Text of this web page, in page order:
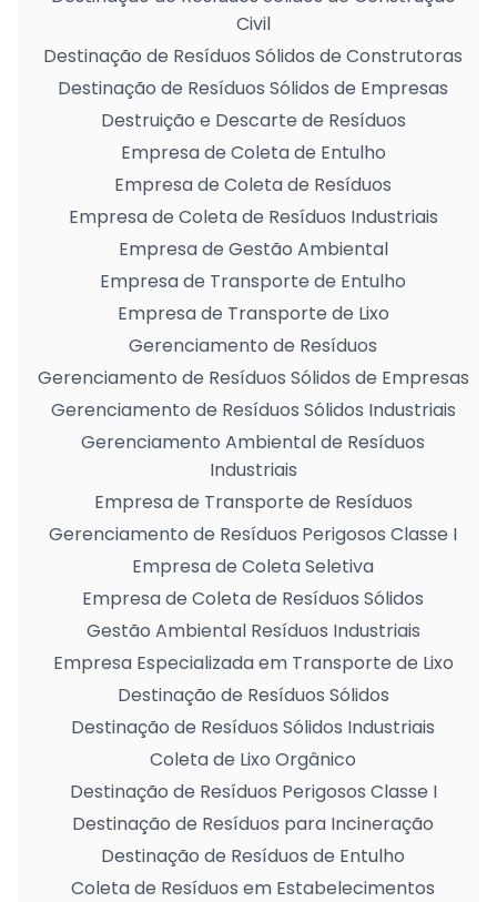
Civil
Destinação de Resíduos Sólidos de Construtoras
Destinação de Resíduos Sólidos de Empresas
Destruição e Descarte de Resíduos
Empresa de Coleta de Entulho
Empresa de Coleta de Resíduos
Empresa de Coleta de Resíduos Industriais
Empresa de Gestão Ambiental
Empresa de Transporte de Entulho
Empresa de Transporte de Lixo
Gerenciamento de Resíduos
Gerenciamento de Resíduos Sólidos de Empresas
Gerenciamento de Resíduos Sólidos Industriais
Gerenciamento Ambiental de Resíduos
Industriais
Empresa de Transporte de Resíduos
Gerenciamento de Resíduos Perigosos Classe I
Empresa de Coleta Seletiva
Empresa de Coleta de Resíduos Sólidos
Gestão Ambiental Resíduos Industriais
Empresa Especializada em Transporte de Lixo
Destinação de Resíduos Sólidos
Destinação de Resíduos Sólidos Industriais
Coleta de Lixo Orgânico
Destinação de Resíduos Perigosos Classe I
Destinação de Resíduos para Incineração
Destinação de Resíduos de Entulho
Coleta de Resíduos em Estabelecimentos